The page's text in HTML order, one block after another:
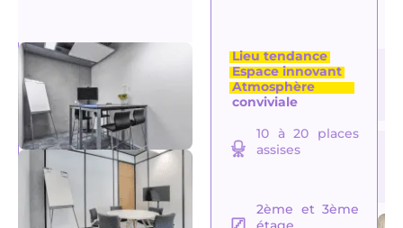
Salle de
réunion
moderne
Espace
design
Cadre
contemporain
2 à 6
places
assises
2ème
Lieu tendance
Espace innovant
Atmosphère
conviviale
10 à 20 places
assises
2ème et 3ème